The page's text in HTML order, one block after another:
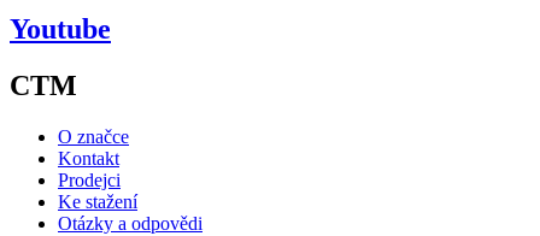
Youtube
CTM
O značce
Kontakt
Prodejci
Ke stažení
Otázky a odpovědi